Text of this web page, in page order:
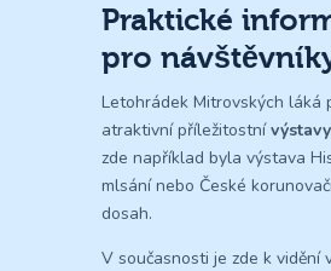
Praktické
pro
Letohrádek Mitrovských láká
atraktivní příležitostnívýstavy
zde například byla výstava
mlsání nebo České
dosah.
V současnosti je zde k vidění